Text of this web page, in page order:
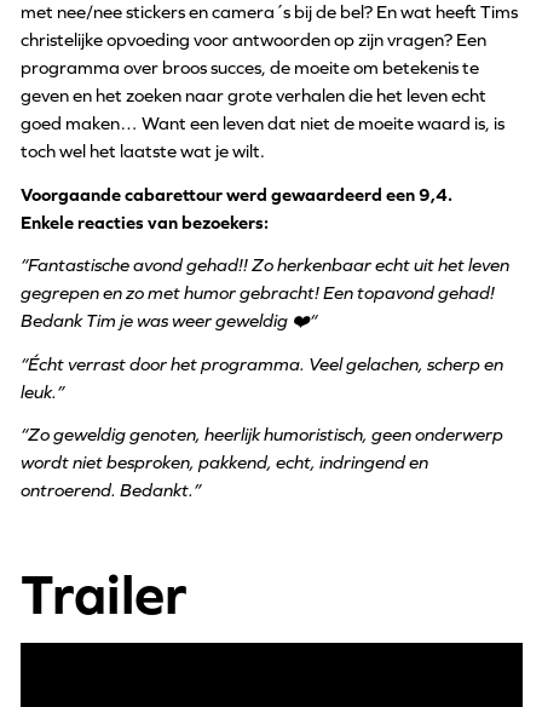
met nee/nee stickers en camera´s bij de bel? En wat heeft Tims
christelijke opvoeding voor antwoorden op zijn vragen? Een
programma over broos succes, de moeite om betekenis te
geven en het zoeken naar grote verhalen die het leven echt
goed maken… Want een leven dat niet de moeite waard is, is
toch wel het laatste wat je wilt.
Voorgaande cabarettour werd gewaardeerd een 9,4.
Enkele reacties van bezoekers:
“Fantastische avond gehad!! Zo herkenbaar echt uit het leven
gegrepen en zo met humor gebracht! Een topavond gehad!
Bedank Tim je was weer geweldig ❤️“
“Écht verrast door het programma. Veel gelachen, scherp en
leuk.”
“Zo geweldig genoten, heerlijk humoristisch, geen onderwerp
wordt niet besproken, pakkend, echt, indringend en
ontroerend. Bedankt.”
Trailer